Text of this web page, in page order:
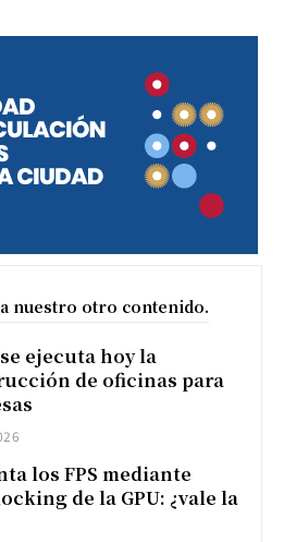
nuestro otro contenido.
ejecuta hoy la
de oficinas para
los FPS mediante
de la GPU: ¿vale la